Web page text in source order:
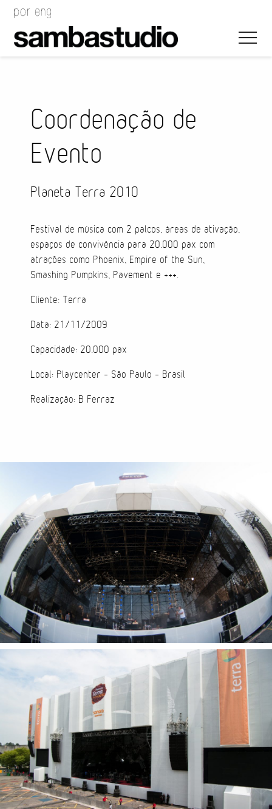
Coordenação de Evento
Coordenação Técnica
Produção de Evento
Suporte de Evento
Produtos
Prontos para vestir
Carteiras
Tecnologia
Gráficos
Embalagem
Coordenação de
Evento
Planeta Terra 2010
Festival de música com 2 palcos, áreas de ativação,
espaços de convivência para 20.000 pax com
atrações como Phoenix, Empire of the Sun,
Smashing Pumpkins, Pavement e +++.
Cliente: Terra
Data: 21/11/2009
Capacidade: 20.000 pax
Local: Playcenter - São Paulo – Brasil
Realização: B Ferraz